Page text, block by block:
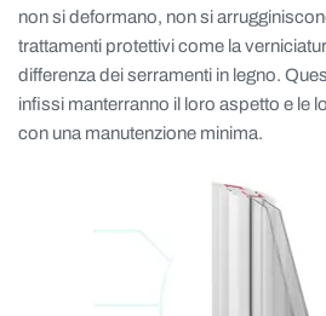
non si deformano, non si
trattamenti protettivi come la
differenza dei serramenti in legno.
infissi manterranno il loro aspetto e le
con una manutenzione minima.